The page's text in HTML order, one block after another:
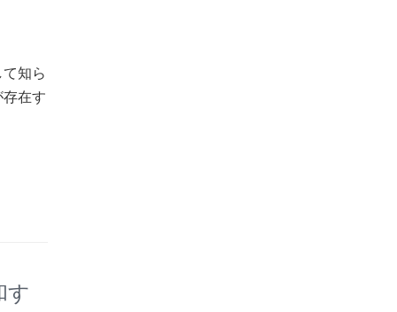
知ら
在す
す